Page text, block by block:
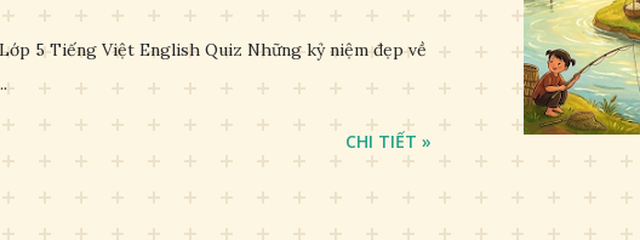
5 Tiếng Việt English Quiz Những kỷ niệm đẹp về
CHI TIẾT »